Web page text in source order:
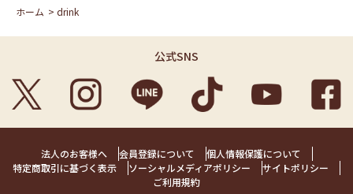
ホーム > drink
公式SNS
法人のお客様へ 会員登録について
個人情報保護について
特定商取引に基づく表示
ソーシャルメディアポリシー
サイトポリシー
ご利用規約